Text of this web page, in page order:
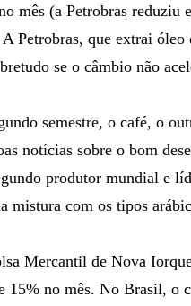
mês (a Petrobras reduziu
Petrobras, que extrai óleo
se o câmbio não
semestre, o café, o
notícias sobre o bom
produtor mundial e
mistura com os tipos
Mercantil de Nova
15% no mês. No Brasil, o